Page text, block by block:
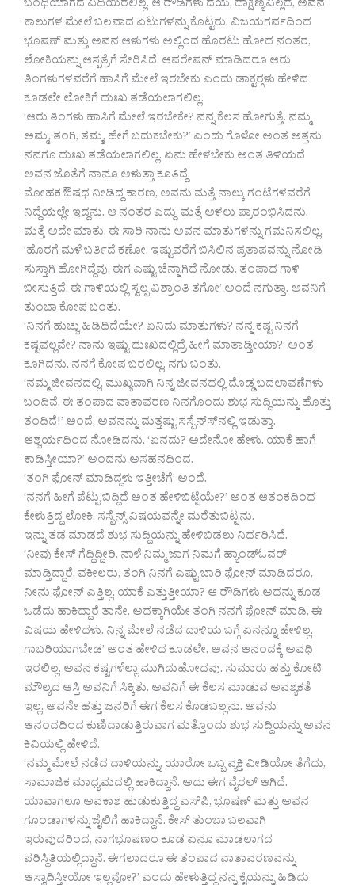
ಬಂಧಿಯಾಗದೆ ವಿಧಿಯಿರಲಿಲ್ಲ. ಆ ರೌಡಿಗಳು ದಯೆ, ದಾಕ್ಷಿಣ್ಯವಿಲ್ಲದೆ, ಅವನ
ಕಾಲುಗಳ ಮೇಲೆ ಬಲವಾದ ಏಟುಗಳನ್ನು ಕೊಟ್ಟರು. ವಿಜಯಗರ್ವದಿಂದ
ಭೂಷಣ್ ಮತ್ತು ಅವನ ಆಳುಗಳು ಅಲ್ಲಿಂದ ಹೊರಟು ಹೋದ ನಂತರ,
ಲೋಕಿಯನ್ನು ಆಸ್ಪತ್ರೆಗೆ ಸೇರಿಸಿದೆ. ಆಪರೇಷನ್ ಮಾಡಿದರೂ ಆರು
ತಿಂಗಳುಗಳವರೆಗೆ ಹಾಸಿಗೆ ಮೇಲೆ ಇರಬೇಕು ಎಂದು ಡಾಕ್ಟರ್‍ಗಳು ಹೇಳಿದ
ಕೂಡಲೇ ಲೋಕಿಗೆ ದುಃಖ ತಡೆಯಲಾಗಲಿಲ್ಲ.
‘ಆರು ತಿಂಗಳು ಹಾಸಿಗೆ ಮೇಲೆ ಇರಬೇಕೇ? ನನ್ನ ಕೆಲಸ ಹೋಗುತ್ತೆ. ನಮ್ಮ
ಅಮ್ಮ, ತಂಗಿ, ತಮ್ಮ, ಹೇಗೆ ಬದುಕಬೇಕು?’ ಎಂದು ಗೊಳೋ ಅಂತ ಅತ್ತನು.
ನನಗೂ ದುಃಖ ತಡೆಯಲಾಗಲಿಲ್ಲ. ಏನು ಹೇಳಬೇಕು ಅಂತ ತಿಳಿಯದೆ
ಅವನ ಜೊತೆಗೆ ನಾನೂ ಅಳುತ್ತಾ ಕೂತಿದ್ದೆ.
ಮೋಹಕ ಔಷಧ ನೀಡಿದ್ದ ಕಾರಣ, ಅವನು ಮತ್ತೆ ನಾಲ್ಕು ಗಂಟೆಗಳವರೆಗೆ
ನಿದ್ದೆಯಲ್ಲೇ ಇದ್ದನು. ಆ ನಂತರ ಎದ್ದು, ಮತ್ತೆ ಅಳಲು ಪ್ರಾರಂಭಿಸಿದನು.
ಮತ್ತೆ ಅದೇ ಮಾತು. ಈ ಸಾರಿ ನಾನು ಅವನ ಮಾತುಗಳನ್ನು ಗಮನಿಸಲಿಲ್ಲ.
‘ಹೊರಗೆ ಮಳೆ ಬರ್ತಿದೆ ಕಣೋ. ಇಷ್ಟುವರೆಗೆ ಬಿಸಿಲಿನ ಪ್ರತಾಪವನ್ನು ನೋಡಿ
ಸುಸ್ತಾಗಿ ಹೋಗಿದ್ದೆವು. ಈಗ ಎಷ್ಟು ಚೆನ್ನಾಗಿದೆ ನೋಡು. ತಂಪಾದ ಗಾಳಿ
ಬೀಸುತ್ತಿದೆ. ಈ ಗಾಳಿಯಲ್ಲಿ ಸ್ವಲ್ಪ ವಿಶ್ರಾಂತಿ ತಗೋ’ ಅಂದೆ ನಗುತ್ತಾ. ಅವನಿಗೆ
ತುಂಬಾ ಕೋಪ ಬಂತು.
‘ನಿನಗೆ ಹುಚ್ಚು ಹಿಡಿದಿದೆಯೇ? ಏನಿದು ಮಾತುಗಳು? ನನ್ನ ಕಷ್ಟ ನಿನಗೆ
ಕಷ್ಟವಲ್ಲವೇ? ನಾನು ಇಷ್ಟು ದುಃಖದಲ್ಲಿದ್ರೆ ಹೀಗೆ ಮಾತಾಡ್ತೀಯಾ?’ ಅಂತ
ಕೂಗಿದನು. ನನಗೆ ಕೋಪ ಬರಲಿಲ್ಲ. ನಗು ಬಂತು.
‘ನಮ್ಮ ಜೀವನದಲ್ಲಿ, ಮುಖ್ಯವಾಗಿ ನಿನ್ನ ಜೀವನದಲ್ಲಿ ದೊಡ್ಡ ಬದಲಾವಣೆಗಳು
ಬಂದಿವೆ. ಈ ತಂಪಾದ ವಾತಾವರಣ ನಿನಗೊಂದು ಶುಭ ಸುದ್ದಿಯನ್ನು ಹೊತ್ತು
ತಂದಿದೆ!’ ಅಂದೆ, ಅವನನ್ನು ಮತ್ತಷ್ಟು ಸಸ್ಪೆನ್ಸ್‍ನಲ್ಲಿ ಇಡುತ್ತಾ.
ಆಶ್ಚರ್ಯದಿಂದ ನೋಡಿದನು. ‘ಏನದು? ಅದೇನೋ ಹೇಳು. ಯಾಕೆ ಹಾಗೆ
ಕಾಡಿಸ್ತೀಯಾ?’ ಅಂದನು ಅಸಹನದಿಂದ.
‘ತಂಗಿ ಫೋನ್ ಮಾಡಿದ್ದಳು ಇತ್ತೀಚೆಗೆ’ ಅಂದೆ.
‘ನನಗೆ ಹೀಗೆ ಪೆಟ್ಟು ಬಿದ್ದಿದೆ ಅಂತ ಹೇಳಿಬಿಟ್ಟೆಯೇ?’ ಅಂತ ಆತಂಕದಿಂದ
ಕೇಳುತ್ತಿದ್ದ ಲೋಕಿ, ಸಸ್ಪೆನ್ಸ್ ವಿಷಯವನ್ನೇ ಮರೆತುಬಿಟ್ಟನು.
ಇನ್ನು ತಡ ಮಾಡದೆ ಶುಭ ಸುದ್ದಿಯನ್ನು ಹೇಳಿಬಿಡಲು ನಿರ್ಧರಿಸಿದೆ.
‘ನೀವು ಕೇಸ್ ಗೆದ್ದಿದ್ದೀರಿ. ನಾಳೆ ನಿಮ್ಮ ಜಾಗ ನಿಮಗೆ ಹ್ಯಾಂಡ್‍ಓವರ್
ಮಾಡ್ತಿದ್ದಾರೆ. ವಕೀಲರು, ತಂಗಿ ನಿನಗೆ ಎಷ್ಟು ಬಾರಿ ಫೋನ್ ಮಾಡಿದರೂ,
ನೀನು ಫೋನ್ ಎತ್ತಿಲ್ಲ. ಯಾಕೆ ಎತ್ತುತ್ತೀಯಾ? ಆ ರೌಡಿಗಳು ಅದನ್ನು ಕೂಡ
ಒಡೆದು ಹಾಕಿದ್ದಾರೆ ತಾನೇ. ಅದಕ್ಕಾಗಿಯೇ ತಂಗಿ ನನಗೆ ಫೋನ್ ಮಾಡಿ, ಈ
ವಿಷಯ ಹೇಳಿದಳು. ನಿನ್ನ ಮೇಲೆ ನಡೆದ ದಾಳಿಯ ಬಗ್ಗೆ ಏನನ್ನೂ ಹೇಳಿಲ್ಲ.
ಗಾಬರಿಯಾಗಬೇಡ’ ಅಂತ ಹೇಳಿದ ಕೂಡಲೇ, ಅವನ ಆನಂದಕ್ಕೆ ಅವಧಿ
ಇರಲಿಲ್ಲ. ಅವನ ಕಷ್ಟಗಳೆಲ್ಲಾ ಮುಗಿದುಹೋದವು. ಸುಮಾರು ಹತ್ತು ಕೋಟಿ
ಮೌಲ್ಯದ ಆಸ್ತಿ ಅವನಿಗೆ ಸಿಕ್ಕಿತು. ಅವನಿಗೆ ಈ ಕೆಲಸ ಮಾಡುವ ಅವಶ್ಯಕತೆ
ಇಲ್ಲ. ಅವನೇ ಹತ್ತು ಜನರಿಗೆ ಈಗ ಕೆಲಸ ಕೊಡಬಲ್ಲನು. ಅವನು
ಆನಂದದಿಂದ ಕುಣಿದಾಡುತ್ತಿರುವಾಗ ಮತ್ತೊಂದು ಶುಭ ಸುದ್ದಿಯನ್ನು ಅವನ
ಕಿವಿಯಲ್ಲಿ ಹೇಳಿದೆ.
‘ನಮ್ಮ ಮೇಲೆ ನಡೆದ ದಾಳಿಯನ್ನು, ಯಾರೋ ಒಬ್ಬ ವ್ಯಕ್ತಿ ವೀಡಿಯೋ ತೆಗೆದು,
ಸಾಮಾಜಿಕ ಮಾಧ್ಯಮದಲ್ಲಿ ಹಾಕಿದ್ದಾನೆ. ಅದು ಈಗ ವೈರಲ್ ಆಗಿದೆ.
ಯಾವಾಗಲೂ ಅವಕಾಶ ಹುಡುಕುತ್ತಿದ್ದ ಎಸ್‍ಪಿ, ಭೂಷಣ್ ಮತ್ತು ಅವನ
ಗೂಂಡಾಗಳನ್ನು ಜೈಲಿಗೆ ಹಾಕಿದ್ದಾನೆ. ಕೇಸ್ ತುಂಬಾ ಬಲವಾಗಿ
ಇರುವುದರಿಂದ, ನಾಗಭೂಷಣಂ ಕೂಡ ಏನೂ ಮಾಡಲಾಗದ
ಪರಿಸ್ಥಿತಿಯಲ್ಲಿದ್ದಾನೆ. ಈಗಲಾದರೂ ಈ ತಂಪಾದ ವಾತಾವರಣವನ್ನು
ಆಸ್ವಾದಿಸ್ತೀಯೋ ಇಲ್ಲವೋ?’ ಎಂದು ಹೇಳುತ್ತಿದ್ದ ನನ್ನ ಕೈಯನ್ನು ಹಿಡಿದು